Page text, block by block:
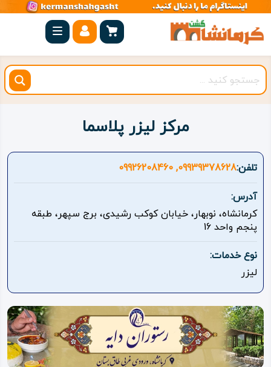
صفحه
اصلی
کرمانشاه
شهرستان
بیستون
روستاهای
هدف
اقامتگاه
ویژه
درباره
ما
مرکز لیزر پلاسما
تلفن:09939378628, 09926208460
آدرس:
کرمانشاه، نوبهار، خیابان کوکب رشیدی، برج سپهر، طبقه
پنجم واحد 16
نوع خدمات:
لیزر